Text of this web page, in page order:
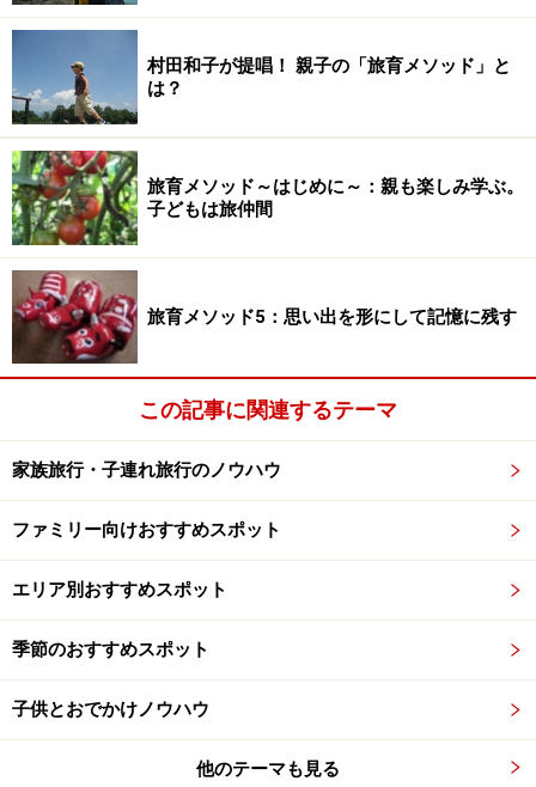
グラスボートの様にクリアな底面から海中のサンゴやお魚を
観察出来るクリアカヤックは1歳以上で体験可
赤瓦のコテージが実に沖縄らしく、石垣島に暮らすよう
に滞在できることでファミリーにも人気のフサキリゾー
トヴィレッジに、2015年新しくガーデンテラスができま
した。
ガーデンテラスのファミリールームは、コネクティングルー
ムにもなるので三世代の利用にも◎！
こちらにあるファミリールームには、赤ちゃん連れの家
族も安心して過ごせる設備が充実しています。
のんびり過ごすのにも最適ですが、小さな子供から体験
できるアクティビティもいろいろ用意されています。
【DATA】
住所：沖縄県石垣市新川1625
TEL：0980-88-7000
村田和子が提唱！ 親子の「旅育メソッド」と
は？
旅育メソッド～はじめに～：親も楽しみ学ぶ。
子どもは旅仲間
旅育メソッド5：思い出を形にして記憶に残す
この記事に関連するテーマ
家族旅行・子連れ旅行のノウハウ
ファミリー向けおすすめスポット
エリア別おすすめスポット
季節のおすすめスポット
子供とおでかけノウハウ
他のテーマも見る